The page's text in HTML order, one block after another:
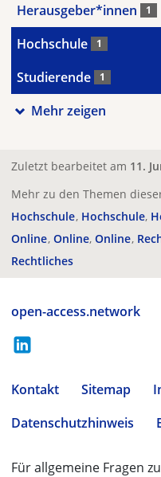
Herausgeber*innen 1
Hochschule 1
Studierende 1
Mehr zeigen
Zuletzt bearbeitet am 11.
Mehr zu den Themen
Hochschule Hochschule
Online Online Online
Rechtliches
open-access.network
Kontakt Sitemap
Datenschutzhinweis
Für allgemeine Fragen